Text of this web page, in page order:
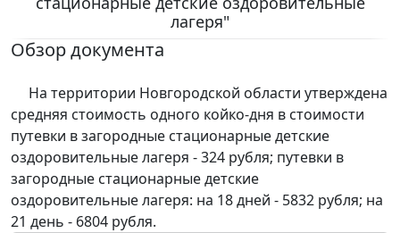
лагеря"
Обзор документа
На территории Новгородской области утверждена
средняя стоимость одного койко-дня в стоимости
путевки в загородные стационарные детские
оздоровительные лагеря - 324 рубля; путевки в
загородные стационарные детские
оздоровительные лагеря: на 18 дней - 5832 рубля; на
21 день - 6804 рубля.